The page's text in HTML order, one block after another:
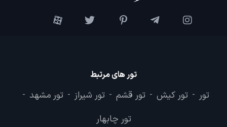
تور های مرتبط
تور - تور کیش - تور قشم - تور شیراز - تور مشهد -
تور چابهار